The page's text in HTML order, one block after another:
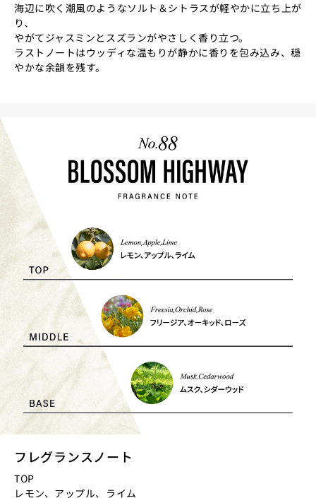
海辺に吹く潮風のようなソルト＆シトラスが軽やかに立ち上が
り、
やがてジャスミンとスズランがやさしく香り立つ。
ラストノートはウッディな温もりが静かに香りを包み込み、穏
やかな余韻を残す。
フレグランスノート
TOP
レモン、アップル、ライム